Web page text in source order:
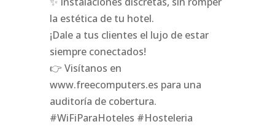
la estética de tu hotel.
¡Dale a tus clientes el lujo de estar
siempre conectados!
👉 Visítanos en
www.freecomputers.es para una
auditoría de cobertura.
#WiFiParaHoteles #Hosteleria